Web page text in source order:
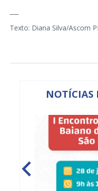
Texto: Diana Silva/Ascom
NOTÍCIAS